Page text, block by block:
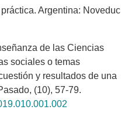
Argentina: Noveduc
de las Ciencias
sociales o temas
y resultados de una
(10), 57-79.